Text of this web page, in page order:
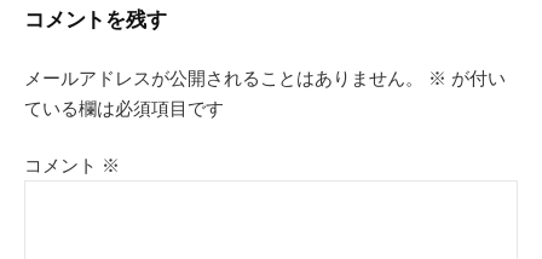
コメントを残す
メールアドレスが公開されることはありません。 ※ が付い
ている欄は必須項目です
コメント ※